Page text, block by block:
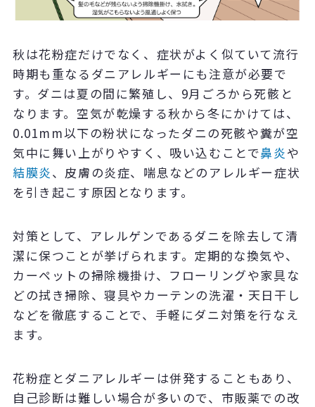
秋は花粉症だけでなく、症状がよく似ていて流行
時期も重なるダニアレルギーにも注意が必要で
す。ダニは夏の間に繁殖し、9月ごろから死骸と
なります。空気が乾燥する秋から冬にかけては、
0.01mm以下の粉状になったダニの死骸や糞が空
気中に舞い上がりやすく、吸い込むことで鼻炎や
結膜炎、皮膚の炎症、喘息などのアレルギー症状
を引き起こす原因となります。
対策として、アレルゲンであるダニを除去して清
潔に保つことが挙げられます。定期的な換気や、
カーペットの掃除機掛け、フローリングや家具な
どの拭き掃除、寝具やカーテンの洗濯・天日干し
などを徹底することで、手軽にダニ対策を行なえ
ます。
花粉症とダニアレルギーは併発することもあり、
自己診断は難しい場合が多いので、市販薬での改